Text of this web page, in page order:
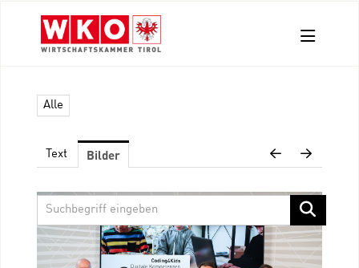
Pressefotos
Kontakt
Alle
Text Bilder